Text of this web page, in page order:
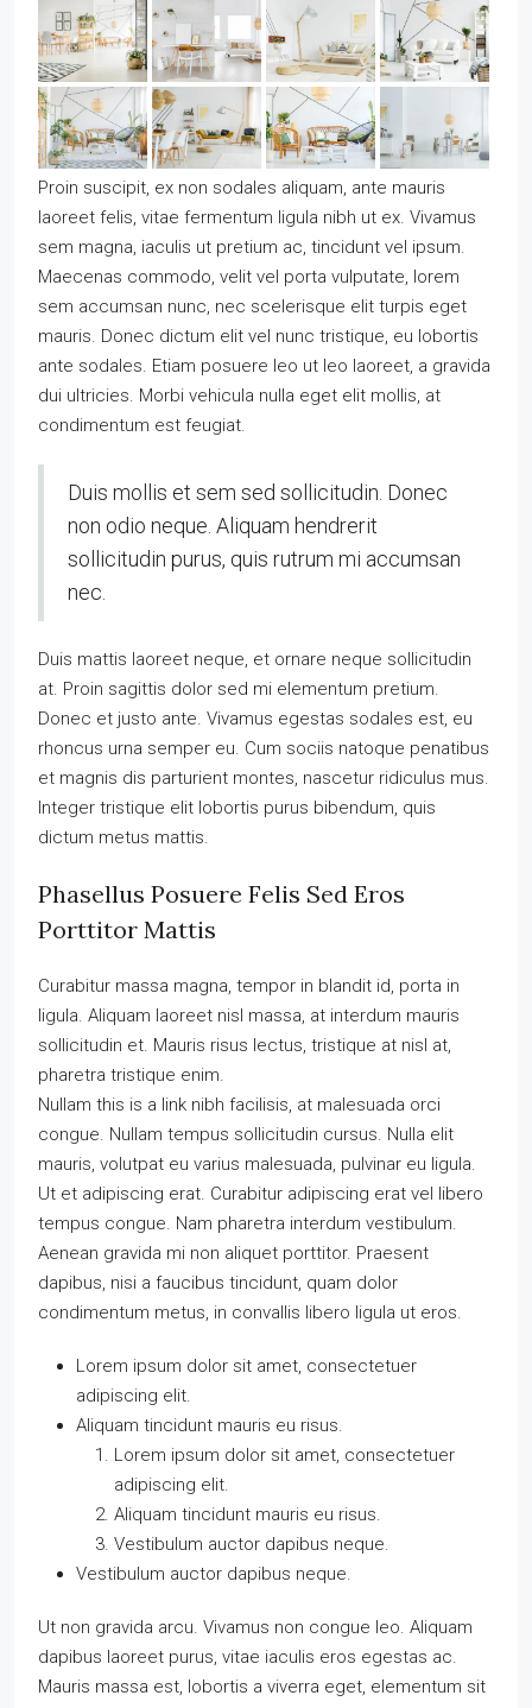
Proin suscipit, ex non sodales aliquam, ante mauris
laoreet felis, vitae fermentum ligula nibh ut ex. Vivamus
sem magna, iaculis ut pretium ac, tincidunt vel ipsum.
Maecenas commodo, velit vel porta vulputate, lorem
sem accumsan nunc, nec scelerisque elit turpis eget
mauris. Donec dictum elit vel nunc tristique, eu lobortis
ante sodales. Etiam posuere leo ut leo laoreet, a gravida
dui ultricies. Morbi vehicula nulla eget elit mollis, at
condimentum est feugiat.
Duis mollis et sem sed sollicitudin. Donec
non odio neque. Aliquam hendrerit
sollicitudin purus, quis rutrum mi accumsan
nec.
Duis mattis laoreet neque, et ornare neque sollicitudin
at. Proin sagittis dolor sed mi elementum pretium.
Donec et justo ante. Vivamus egestas sodales est, eu
rhoncus urna semper eu. Cum sociis natoque penatibus
et magnis dis parturient montes, nascetur ridiculus mus.
Integer tristique elit lobortis purus bibendum, quis
dictum metus mattis.
Phasellus Posuere Felis Sed Eros
Porttitor Mattis
Curabitur massa magna, tempor in blandit id, porta in
ligula. Aliquam laoreet nisl massa, at interdum mauris
sollicitudin et. Mauris risus lectus, tristique at nisl at,
pharetra tristique enim.
Nullam this is a link nibh facilisis, at malesuada orci
congue. Nullam tempus sollicitudin cursus. Nulla elit
mauris, volutpat eu varius malesuada, pulvinar eu ligula.
Ut et adipiscing erat. Curabitur adipiscing erat vel libero
tempus congue. Nam pharetra interdum vestibulum.
Aenean gravida mi non aliquet porttitor. Praesent
dapibus, nisi a faucibus tincidunt, quam dolor
condimentum metus, in convallis libero ligula ut eros.
Lorem ipsum dolor sit amet, consectetuer
adipiscing elit.
Aliquam tincidunt mauris eu risus.
Lorem ipsum dolor sit amet, consectetuer
adipiscing elit.
Aliquam tincidunt mauris eu risus.
Vestibulum auctor dapibus neque.
Vestibulum auctor dapibus neque.
Ut non gravida arcu. Vivamus non congue leo. Aliquam
dapibus laoreet purus, vitae iaculis eros egestas ac.
Mauris massa est, lobortis a viverra eget, elementum sit